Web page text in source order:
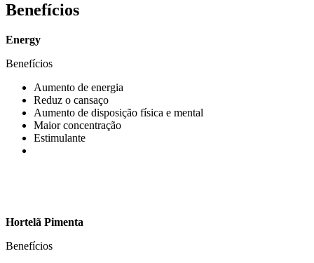
Benefícios
Energy
Benefícios
Aumento de energia
Reduz o cansaço
Aumento de disposição física e mental
Maior concentração
Estimulante
Hortelã Pimenta
Benefícios